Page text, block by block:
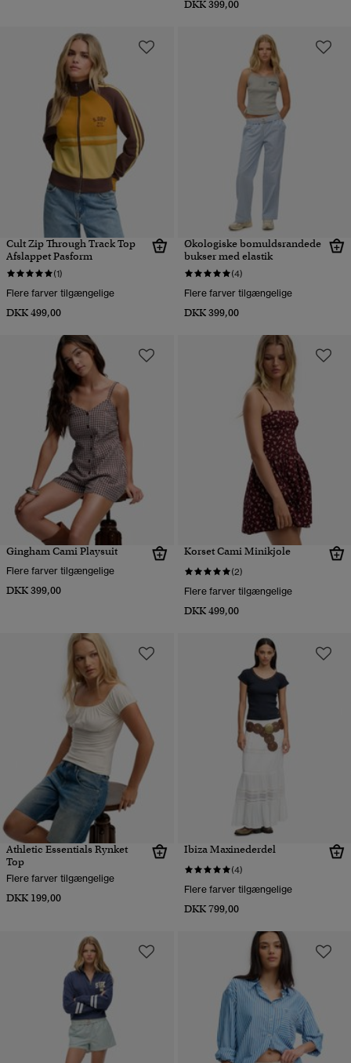
DKK 399,00
Cult Zip Through Track Top
Afslappet Pasform
(1)
Flere farver tilgængelige
DKK 499,00
Økologiske bomuldsrandede
bukser med elastik
(4)
Flere farver tilgængelige
DKK 399,00
Gingham Cami Playsuit
Flere farver tilgængelige
DKK 399,00
Korset Cami Minikjole
(2)
Flere farver tilgængelige
DKK 499,00
Athletic Essentials Rynket
Top
Flere farver tilgængelige
DKK 199,00
Ibiza Maxinederdel
(4)
Flere farver tilgængelige
DKK 799,00